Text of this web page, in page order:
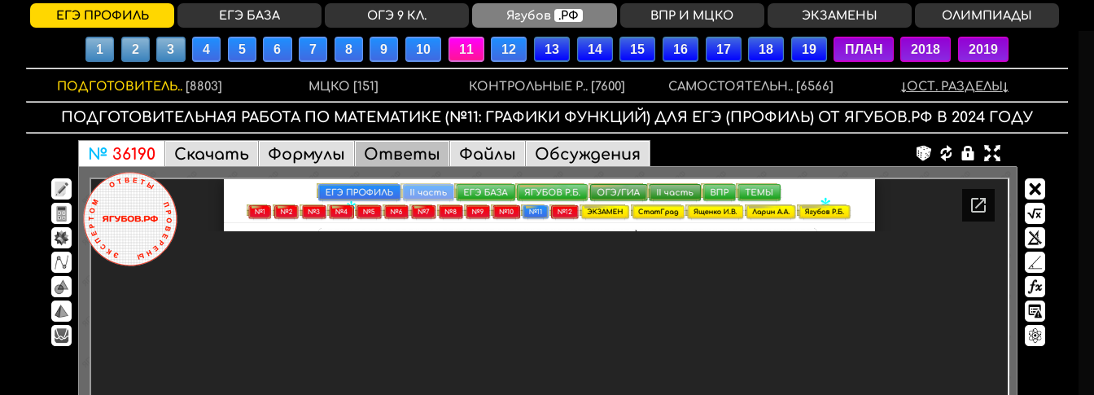
ПОДГОТОВИТЕЛЬ.. [8803] МЦКО [151] КОНТРОЛЬНЫЕ Р.. [7600] САМОСТОЯТЕЛЬН.. [6566] ОСТ. РАЗДЕЛЫ
ПОДГОТОВИТЕЛЬНАЯ РАБОТА ПО МАТЕМАТИКЕ (№11: ГРАФИКИ ФУНКЦИЙ) ДЛЯ ЕГЭ (ПРОФИЛЬ) ОТ ЯГУБОВ.РФ В 2024 ГОДУ
№ 36190 Скачать Формулы Ответы Файлы Обсуждения
ЕГЭ ПРОФИЛЬ ЕГЭ БАЗА ОГЭ 9 КЛ. 00:00:18 ВПР И МЦКО ЭКЗАМЕНЫ ОЛИМПИАДЫ